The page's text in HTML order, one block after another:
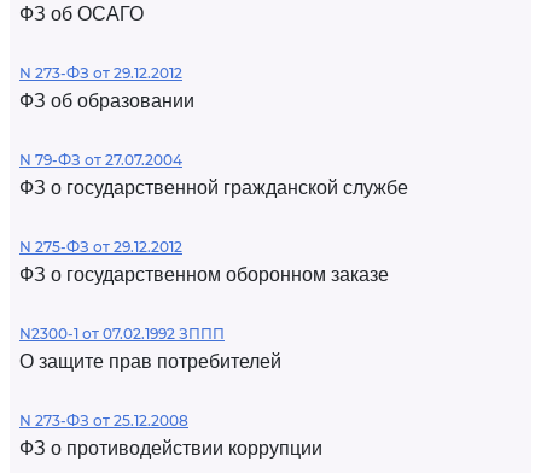
ФЗ об ОСАГО
N 273-ФЗ от 29.12.2012
ФЗ об образовании
N 79-ФЗ от 27.07.2004
ФЗ о государственной гражданской службе
N 275-ФЗ от 29.12.2012
ФЗ о государственном оборонном заказе
N2300-1 от 07.02.1992 ЗППП
О защите прав потребителей
N 273-ФЗ от 25.12.2008
ФЗ о противодействии коррупции